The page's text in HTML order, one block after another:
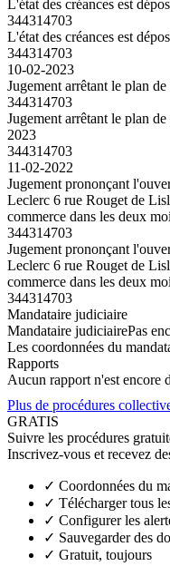
L'état des créances est
344314703
L'état des créances est
344314703
10-02-2023
Jugement arrêtant le plan
344314703
Jugement arrêtant le plan
2023
344314703
11-02-2022
Jugement prononçant
Leclerc 6 rue Rouget de
commerce dans les deux
344314703
Jugement prononçant
Leclerc 6 rue Rouget de
commerce dans les deux
344314703
Mandataire judiciaire
Mandataire judiciairePas
Les coordonnées du
Rapports
Aucun rapport n'est encore
Plus de procédures
GRATIS
Suivre les procédures
Inscrivez-vous et recevez
✓ Coordonnées du
✓ Télécharger tous
✓ Configurer les
✓ Sauvegarder des
✓ Gratuit, toujours